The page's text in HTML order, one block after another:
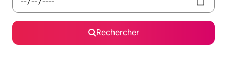
Rechercher